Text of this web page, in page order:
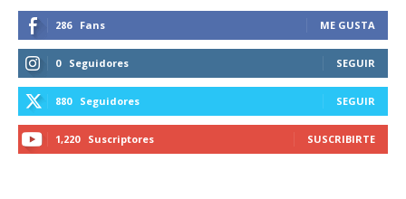
286 Fans ME GUSTA
0 Seguidores SEGUIR
880 Seguidores SEGUIR
1,220 Suscriptores SUSCRIBIRTE